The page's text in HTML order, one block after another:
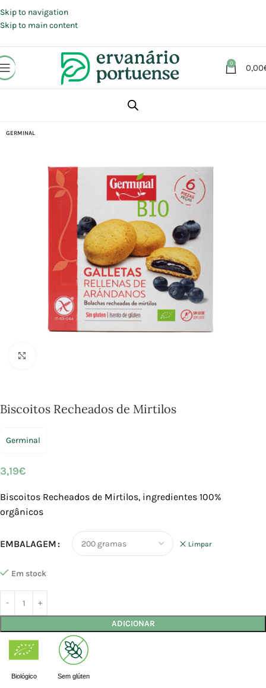
Skip to navigation
Skip to main content
0 0,00
Alimentação
GERMINAL
Biscoitos Recheados de Mirtilos
Germinal
3,19€
Biscoitos Recheados de Mirtilos, ingredientes 100%
orgânicos
EMBALAGEM Limpar
Em stock
ADICIONAR
Biológico Sem glúten